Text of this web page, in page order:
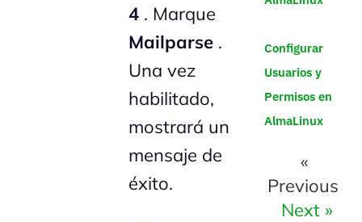
4 . Marque
Mailparse .
Una vez
habilitado,
mostrará un
mensaje de
éxito.
Configurar
Usuarios y
Permisos en
AlmaLinux
«
Previous
Next »